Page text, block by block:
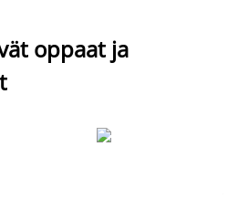
oppaat ja